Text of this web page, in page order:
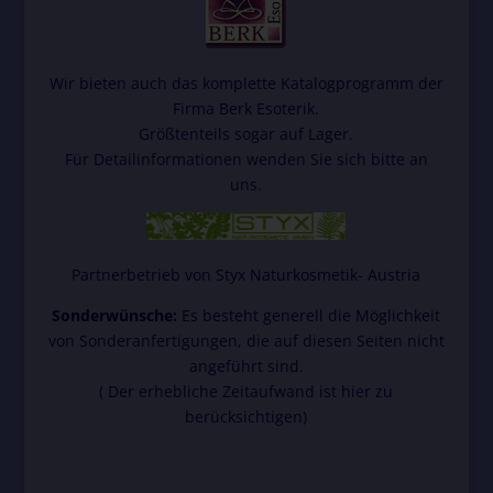
Wir bieten auch das komplette Katalogprogramm der
Firma Berk Esoterik.
Größtenteils sogar auf Lager.
Für Detailinformationen wenden Sie sich bitte an
uns.
Partnerbetrieb von Styx Naturkosmetik- Austria
Sonderwünsche: Es besteht generell die Möglichkeit
von Sonderanfertigungen, die auf diesen Seiten nicht
angeführt sind.
( Der erhebliche Zeitaufwand ist hier zu
berücksichtigen)
steht es jeder betroffenen Person frei, personenbezogene
Daten auch auf alternativen Wegen, beispielsweise telefonisch,
Begriffsbestimmungen
durch den Europäischen Richtlinien- und Verordnungsgeber
beim Erlass der Datenschutz-Grundverordnung (DS-GVO)
verwendet wurden. Unsere Datenschutzerklärung soll sowohl für
die Öffentlichkeit als auch für unsere Kunden und
zu gewährleisten, möchten wir vorab die verwendeten
Begrifflichkeiten erläutern.
Wir verwenden in dieser Datenschutzerklärung unter anderem